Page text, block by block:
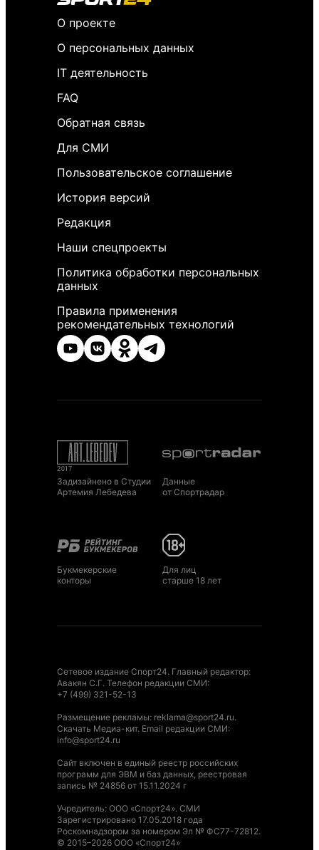
О проекте
О персональных данных
IT деятельность
FAQ
Обратная связь
Для СМИ
Пользовательское соглашение
История версий
Редакция
Наши спецпроекты
Политика обработки персональных
данных
Правила применения
рекомендательных технологий
Задизайнено в Студии
Артемия Лебедева
Данные
от Спортрадар
Букмекерские
конторы
Для лиц
старше 18 лет
Сетевое издание Спорт24. Главный редактор:
Авакян С.Г. Телефон редакции СМИ:
+7 (499) 321-52-13
Размещение рекламы: reklama@sport24.ru.
Скачать Медиа-кит. Email редакции СМИ:
info@sport24.ru
Сайт включен в единый реестр российских
программ для ЭВМ и баз данных, реестровая
запись № 24856 от 15.11.2024 г
Учредитель: ООО «Спорт24». СМИ
Зарегистрировано 17.05.2018 года
Роскомнадзором за номером Эл № ФС77-72812.
© 2015–2026 ООО «Спорт24»